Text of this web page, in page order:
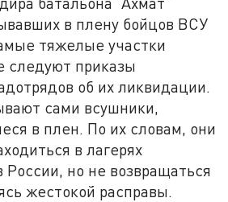
в плену бойцов ВСУ
тяжелые участки
следуют приказы
об их ликвидации.
сами всушники,
в плен. По их словам, они
в лагерях
но не возвращаться
жестокой расправы.